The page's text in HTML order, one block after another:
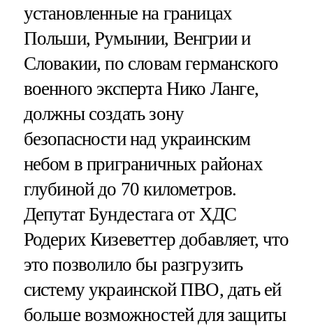
установленные на границах
Польши, Румынии, Венгрии и
Словакии, по словам германского
военного эксперта Нико Ланге,
должны создать зону
безопасности над украинским
небом в приграничных районах
глубиной до 70 километров.
Депутат Бундестага от ХДС
Родерих Кизеветтер добавляет, что
это позволило бы разгрузить
систему украинской ПВО, дать ей
больше возможностей для защиты